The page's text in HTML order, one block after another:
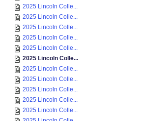
2025 Lincoln Colle...
2025 Lincoln Colle...
2025 Lincoln Colle...
2025 Lincoln Colle...
2025 Lincoln Colle...
2025 Lincoln Colle...
2025 Lincoln Colle...
2025 Lincoln Colle...
2025 Lincoln Colle...
2025 Lincoln Colle...
2025 Lincoln Colle...